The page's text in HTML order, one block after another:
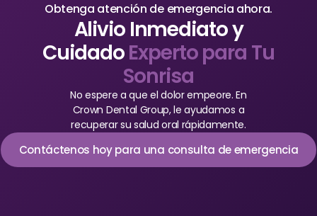
Ortodoncia
DOCTORES
Dr. Jared Gibbons
Dr. Christian Bastien
Obtenga atención de emergencia ahora.
Alivio Inmediato y
CuidadoExperto para Tu
Sonrisa
No espere a que el dolor empeore. En
Crown Dental Group, le ayudamos a
recuperar su salud oral rápidamente.
Contáctenos hoy para una consulta de emergencia